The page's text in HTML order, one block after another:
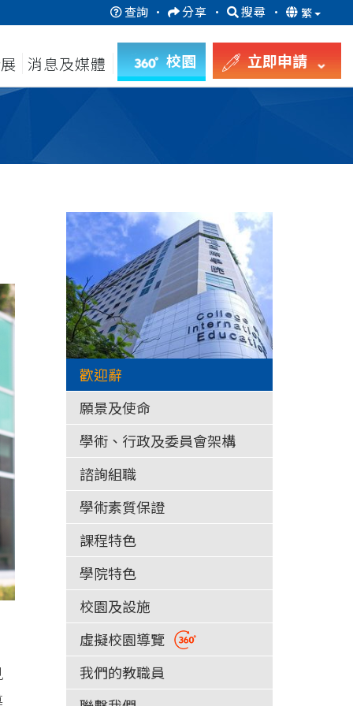
查詢 · 分享 · 搜尋 · 繁
消息及媒體 校園 立即申請
歡迎辭
願景及使命
學術、行政及委員會架構
諮詢組職
學術素質保證
課程特色
學院特色
校園及設施
虛擬校園導覽
我們的教職員